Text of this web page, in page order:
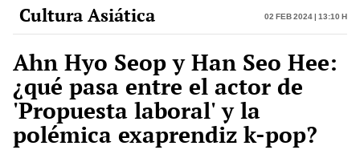
Cultura Asiática 02 Feb 2024 | 13:10 h
Ahn Hyo Seop y Han Seo Hee:
¿qué pasa entre el actor de
'Propuesta laboral' y la
polémica exaprendiz k-pop?